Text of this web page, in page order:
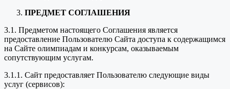
ПРЕДМЕТ СОГЛАШЕНИЯ
3.1. Предметом настоящего Соглашения является
предоставление Пользователю Сайта доступа к содержащимся
на Сайте олимпиадам и конкурсам, оказываемым
сопутствующим услугам.
3.1.1. Сайт предоставляет Пользователю следующие виды
услуг (сервисов):